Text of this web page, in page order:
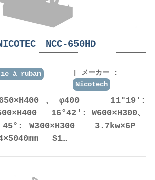
NCC-650HD
à ruban
メーカー :
Nicotech
、φ400 11°19':
16°42': W600×H300、
W300×H300 3.7kw×6P
Si…